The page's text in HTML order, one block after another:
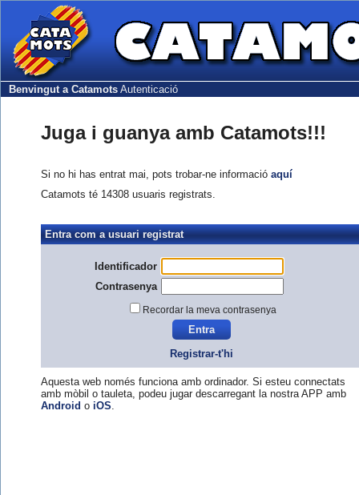
Benvingut a Catamots Autenticació
Juga i guanya amb Catamots!!!
Si no hi has entrat mai, pots trobar-ne informació aquí
Catamots té 14308 usuaris registrats.
Entra com a usuari registrat
Identificador
Contrasenya
Recordar la meva contrasenya
Registrar-t'hi
Aquesta web només funciona amb ordinador. Si esteu connectats
amb mòbil o tauleta, podeu jugar descarregant la nostra APP amb
Android o iOS.